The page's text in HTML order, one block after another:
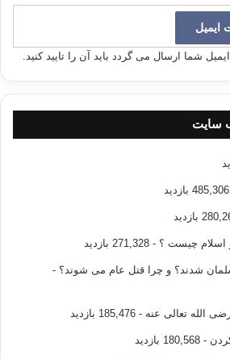
شما ارسال می گردد باید آن را تایید کنید.
سایت
اسلام چیست ؟ - 271,328 بازدید
شدند؟ و چرا قتل عام می شوند؟ -
الله تعالی عنه - 185,476 بازدید
- 180,568 بازدید